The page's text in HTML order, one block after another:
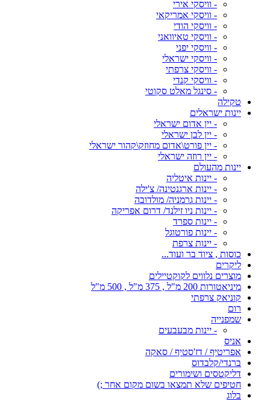
- וויסקי אירי
- וויסקי אמריקאי
- וויסקי הודי
- וויסקי טאיוואני
- וויסקי יפני
- וויסקי ישראלי
- וויסקי צרפתי
- וויסקי קנדי
- סינגל מאלט סקוטי
טקילה
יינות ישראלים
- יין אדום ישראלי
- יין לבן ישראלי
- יין פורט\אדום מחוזק\קהור ישראלי
- יין רוזה ישראלי
יינות מהעולם
- יינות איטליה
- יינות ארגנטינה/ צ'ילה
- יינות גרמניה/ מולדובה
- יינות ניו זילנד/ דרום אפריקה
- יינות ספרד
- יינות פורטוגל
- יינות צרפת
כוסות , ציוד בר ועוד...
ליקרים
מוצרים נלווים לקוקטיילים
מיניאטורות 200 מ"ל , 375 מ"ל , 500 מ"ל
קוניאק צרפתי
רום
שמפנייה
- יינות מבעבעים
אניס
אפריטיף / דז'סטיף / סאקה
ברנדי/קלבדוס
דליקטסים ושימורים
חטיפים שלא תמצאו בשום מקום אחר ;)
בלוג